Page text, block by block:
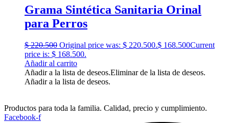
Grama Sintética Sanitaria Orinal
para Perros
$220.500 Original price was: $ 220.500.$ 168.500Current
price is: $ 168.500.
Añadir al carrito
Añadir a la lista de deseos.Eliminar de la lista de deseos.
Añadir a la lista de deseos.
Productos para toda la familia. Calidad, precio y cumplimiento.
Facebook-f